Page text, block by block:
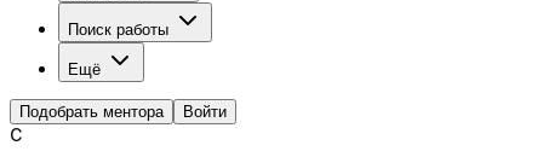
Поиск работы
Ещё
Подобрать ментора Войти
С